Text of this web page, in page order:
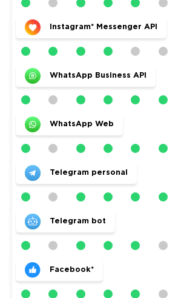
Instagram* Messenger API
WhatsApp Business API
WhatsApp Web
Telegram personal
Telegram bot
Facebook*